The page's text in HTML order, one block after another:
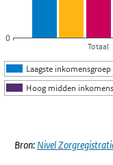
Laagste inkomensgroep
Hoog midden
0
Totaal
Bron: Nivel